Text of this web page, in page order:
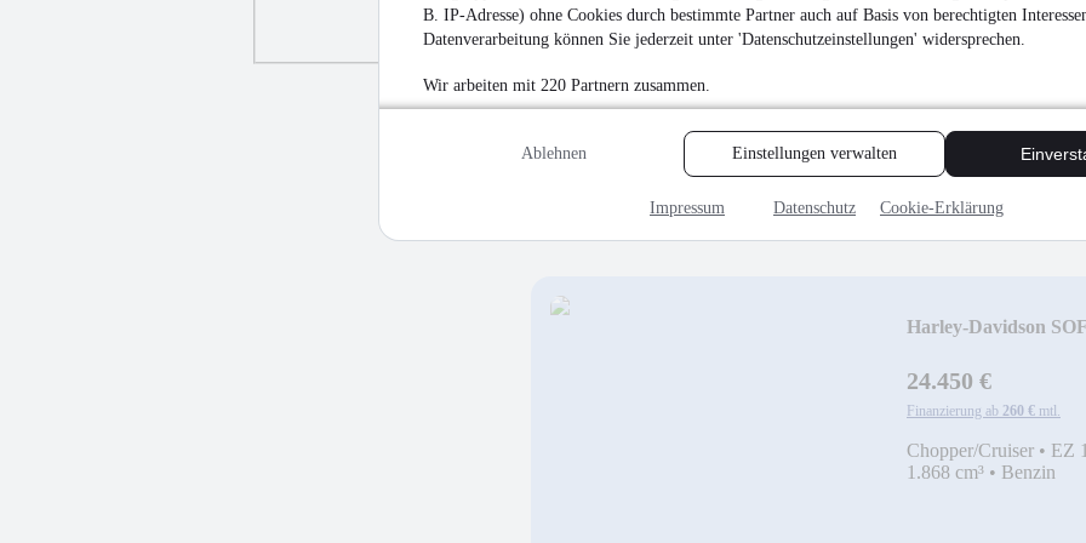
B. IP-Adresse) ohne Cookies durch bestimmte Partner auch auf Basis von berechtigten
Datenverarbeitung können Sie jederzeit unter 'Datenschutzeinstellungen' widersprechen.
Wir arbeiten mit 220 Partnern zusammen.
Ablehnen Einstellungen verwalten
Impressum Datenschutz Cookie-Erklärung
Harley-Davidson
Finanzierung ab 312 € mtl.
Chopper/Cruiser•EZ
1.868 cm³•Benzin
Harley-Davidson
24.450 €
Finanzierung ab 260 € mtl.
Chopper/Cruiser • EZ
1.868 cm³ • Benzin